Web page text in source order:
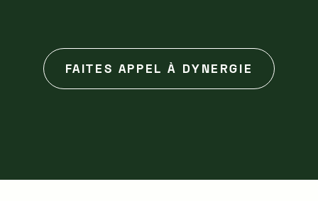
FAITES APPEL À DYNERGIE